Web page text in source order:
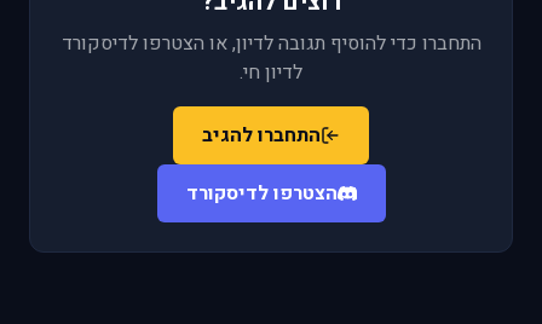
התחברו כדי להוסיף תגובה לדיון, או הצטרפו לדיסקורד
לדיון חי.
התחברו להגיב
הצטרפו לדיסקורד